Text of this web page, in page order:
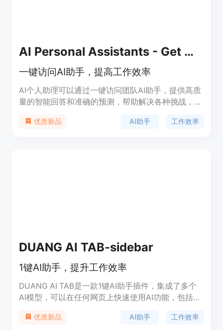
AI Personal Assistants - Get More Done
一键访问AI助手，提高工作效率
AI个人助理可以通过一键访问团队AI助手，提供高质
量的智能回答和准确的预测，帮助解决各种挑战，包
有自己的专长，随时提供帮助。除了聊天视图，还可
优质新品 AI助手 工作效率
DUANG AI TAB-sidebar
1键AI助手，提升工作效率
DUANG AI TAB是一款1键AI助手插件，集成了多个
AI模型，可以在任何网页上快速使用AI功能，包括写
等。它可以帮助你提升工作效率，节省时间，并获得
优质新品 AI助手 工作效率